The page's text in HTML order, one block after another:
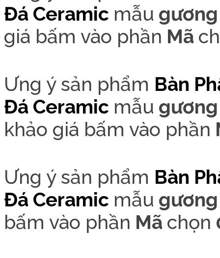
Đá Ceramic mẫu
giá bấm vào phần Mã
Ưng ý sản phẩm Bàn
Đá Ceramic mẫu
khảo giá bấm vào phần
Ưng ý sản phẩm Bàn
Đá Ceramic mẫu
bấm vào phần Mã chọn